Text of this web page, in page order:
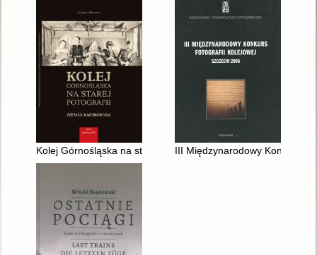
Kolej Górnośląska na starej fotografii : Ziemia Raciborska
III Międzynarodowy Konkurs